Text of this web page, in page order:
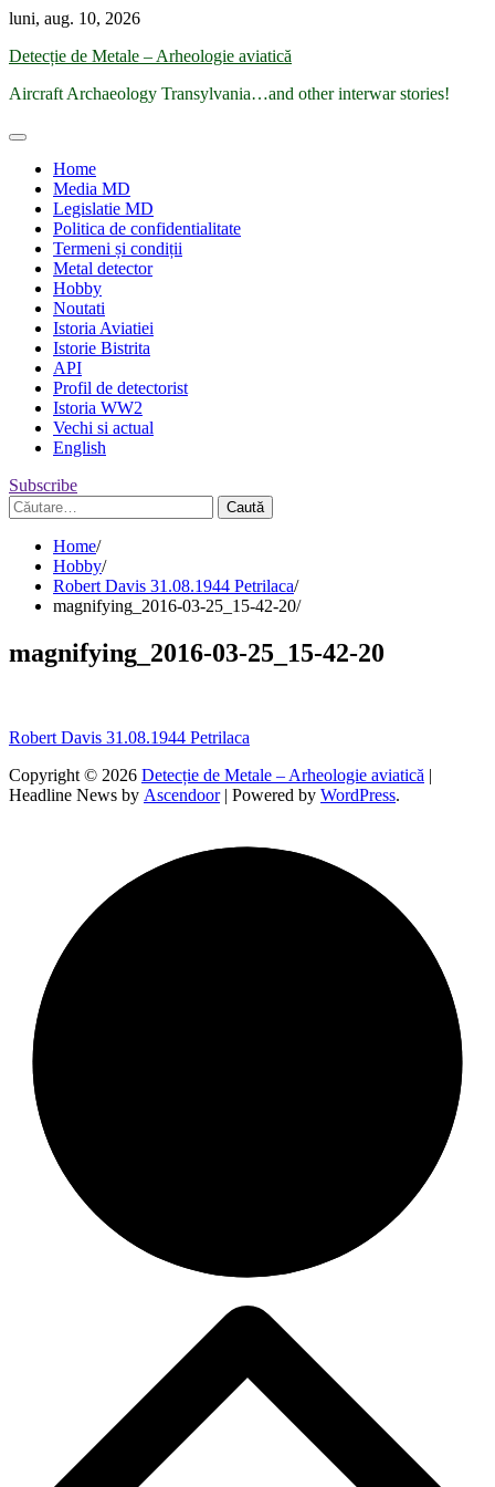
Skip
content
luni, aug. 10, 2026
Detecție de Metale – Arheologie aviatică
Aircraft Archaeology Transylvania…and other interwar stories!
Home
Media MD
Legislatie MD
Politica de confidentialitate
Termeni și condiții
Metal detector
Hobby
Noutati
Istoria Aviatiei
Istorie Bistrita
API
Profil de detectorist
Istoria WW2
Vechi si actual
English
Subscribe
Caută
după:
Home
Hobby
Robert Davis 31.08.1944 Petrilaca
magnifying_2016-03-25_15-42-20
magnifying_2016-03-25_15-42-20
Navigare
în
articole
Robert Davis 31.08.1944 Petrilaca
Copyright © 2026 Detecție de Metale – Arheologie aviatică |
Headline News by Ascendoor| Powered by WordPress.